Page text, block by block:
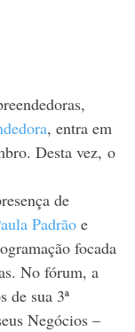
, entra em
Desta vez, o
de
Padrão e
focada
No fórum, a
de sua 3ª
Negócios –